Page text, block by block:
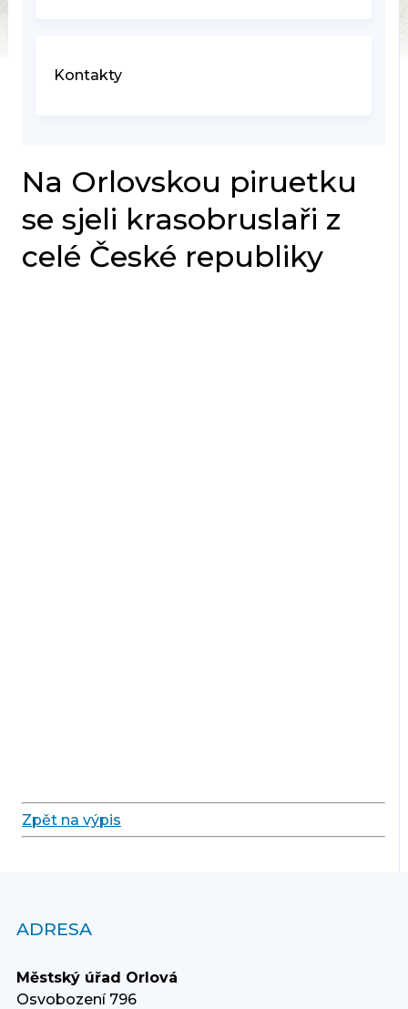
Kontakty
Na Orlovskou piruetku
se sjeli krasobruslaři z
celé České republiky
Zpět na výpis
ADRESA
Městský úřad Orlová
Osvobození 796